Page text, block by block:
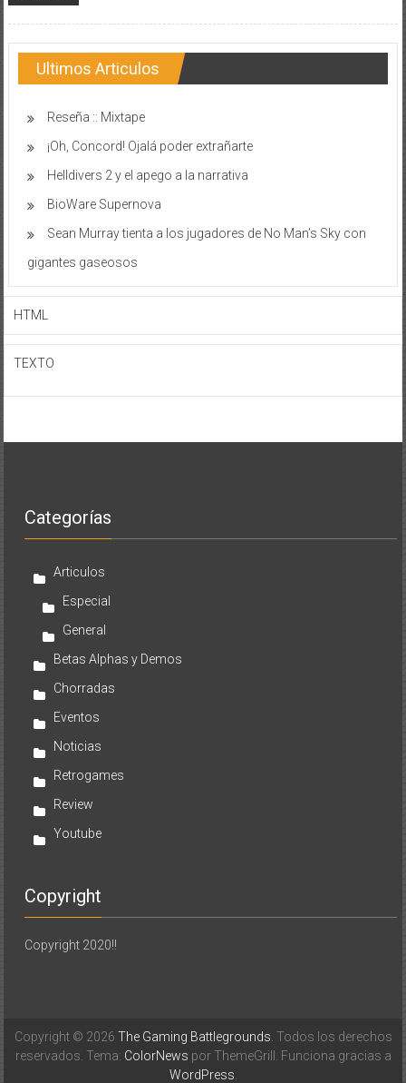
Ultimos Articulos
Reseña :: Mixtape
¡Oh, Concord! Ojalá poder extrañarte
Helldivers 2 y el apego a la narrativa
BioWare Supernova
Sean Murray tienta a los jugadores de No Man’s Sky con
gigantes gaseosos
HTML
TEXTO
Categorías
Articulos
Especial
General
Betas Alphas y Demos
Chorradas
Eventos
Noticias
Retrogames
Review
Youtube
Copyright
Copyright 2020!!
Copyright © 2026 The Gaming Battlegrounds . Todos los derechos
reservados. Tema: ColorNews por ThemeGrill. Funciona gracias a
WordPress